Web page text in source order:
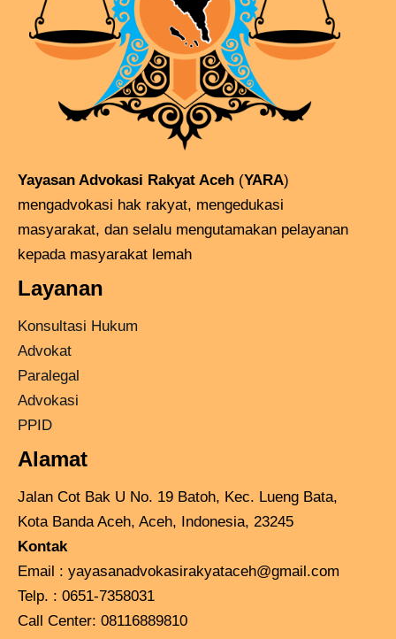
Yayasan Advokasi Rakyat Aceh (YARA)
mengadvokasi hak rakyat, mengedukasi
masyarakat, dan selalu mengutamakan pelayanan
kepada masyarakat lemah
Layanan
Konsultasi Hukum
Advokat
Paralegal
Advokasi
PPID
Alamat
Jalan Cot Bak U No. 19 Batoh, Kec. Lueng Bata,
Kota Banda Aceh, Aceh, Indonesia, 23245
Kontak
Email : yayasanadvokasirakyataceh@gmail.com
Telp. : 0651-7358031
Call Center: 08116889810